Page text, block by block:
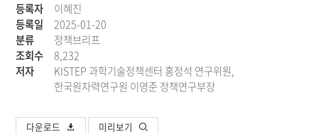
등록자
이혜진
등록일
2025-01-20
분류
정책브리프
조회수
8,232
저자
KISTEP 과학기술정책센터 홍정석 연구위원,
한국원자력연구원 이영준 정책연구부장
다운로드 미리보기